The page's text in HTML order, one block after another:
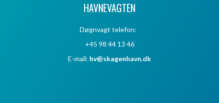
HAVNEVAGTEN
Døgnvagt telefon:
+45 98 44 13 46
E-mail: hv@skagenhavn.dk